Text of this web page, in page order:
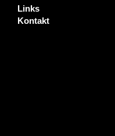
Links
Kontakt